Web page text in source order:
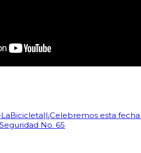
esta
No. 65